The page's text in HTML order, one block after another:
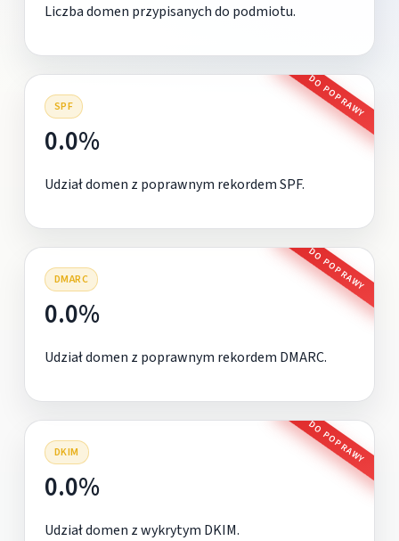
Liczba domen przypisanych do podmiotu.
SPF DO POPRAWY
0.0%
Udział domen z poprawnym rekordem SPF.
DMARC DO POPRAWY
0.0%
Udział domen z poprawnym rekordem DMARC.
DKIM DO POPRAWY
0.0%
Udział domen z wykrytym DKIM.